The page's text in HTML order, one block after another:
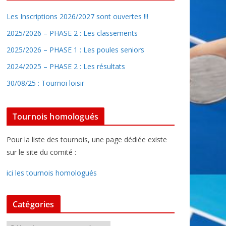
Les Inscriptions 2026/2027 sont ouvertes !!!
2025/2026 – PHASE 2 : Les classements
2025/2026 – PHASE 1 : Les poules seniors
2024/2025 – PHASE 2 : Les résultats
30/08/25 : Tournoi loisir
Tournois homologués
Pour la liste des tournois, une page dédiée existe
sur le site du comité :
ici les tournois homologués
Catégories